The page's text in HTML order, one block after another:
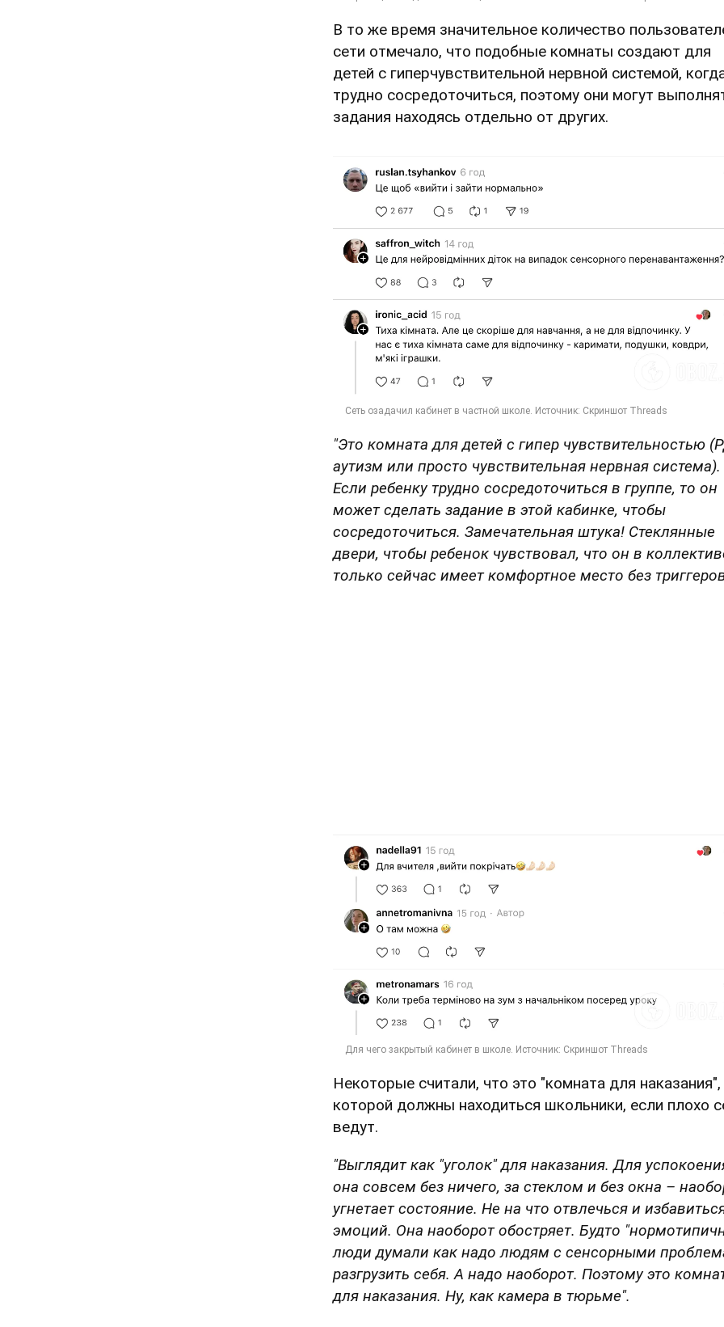
В то же время значительное количество
сети отмечало, что подобные комнаты создают для
детей с гиперчувствительной нервной системой,
трудно сосредоточиться, поэтому они могут
задания находясь отдельно от других.
"Это комната для детей с гипер чувствительностью
аутизм или просто чувствительная нервная система).
Если ребенку трудно сосредоточиться в группе, то он
может сделать задание в этой кабинке, чтобы
сосредоточиться. Замечательная штука! Стеклянные
двери, чтобы ребенок чувствовал, что он в
только сейчас имеет комфортное место без
Некоторые считали, что это "комната для наказания",
которой должны находиться школьники, если плохо
ведут.
"Выглядит как "уголок" для наказания. Для
она совсем без ничего, за стеклом и без окна –
угнетает состояние. Не на что отвлечься и
эмоций. Она наоборот обостряет. Будто
люди думали как надо людям с сенсорными
разгрузить себя. А надо наоборот. Поэтому это
для наказания. Ну, как камера в тюрьме".